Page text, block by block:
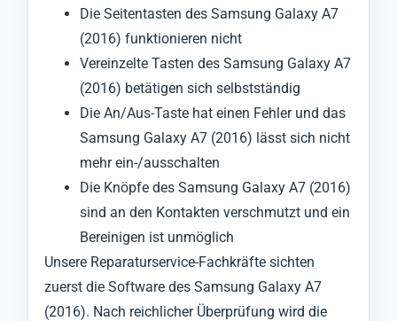
Die Seitentasten des Samsung Galaxy A7
(2016) funktionieren nicht
Vereinzelte Tasten des Samsung Galaxy A7
(2016) betätigen sich selbstständig
Die An/Aus-Taste hat einen Fehler und das
Samsung Galaxy A7 (2016) lässt sich nicht
mehr ein-/ausschalten
Die Knöpfe des Samsung Galaxy A7 (2016)
sind an den Kontakten verschmutzt und ein
Bereinigen ist unmöglich
Unsere Reparaturservice-Fachkräfte sichten
zuerst die Software des Samsung Galaxy A7
(2016). Nach reichlicher Überprüfung wird die